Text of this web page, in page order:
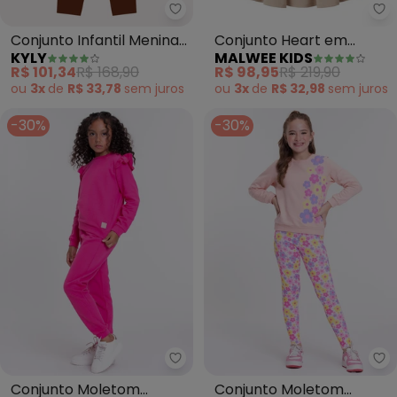
Kyly - Conjunto Infantil Menina
Conjunto Infantil Menina
Ursinho (Rosa)
KYLY
R$ 101,34R$ 168,90
ou 3x de R$ 33,78 sem juros
Conjunto Heart em
Moletinho (Rosa Claro)
MALWEE KIDS
R$ 98,95R$ 219,90
ou 3x de R$ 32,98 sem juros
-30%
Vida Costeira - Conjunto
Conjunto Moletom
-30%
Conjunto Moletom